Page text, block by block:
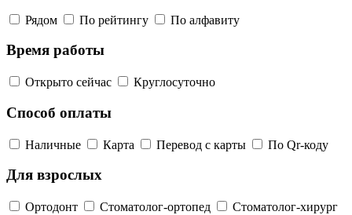
Рядом По рейтингу По алфавиту
Время работы
Открыто сейчас Круглосуточно
Способ оплаты
Наличные Карта Перевод с карты По Qr-коду
Для взрослых
Ортодонт Стоматолог-ортопед
Стоматолог-хирург